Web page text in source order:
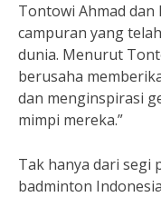
Tontowi Ahmad dan
campuran yang
dunia. Menurut
berusaha
dan menginspirasi
mimpi mereka.”
Tak hanya dari segi
badminton